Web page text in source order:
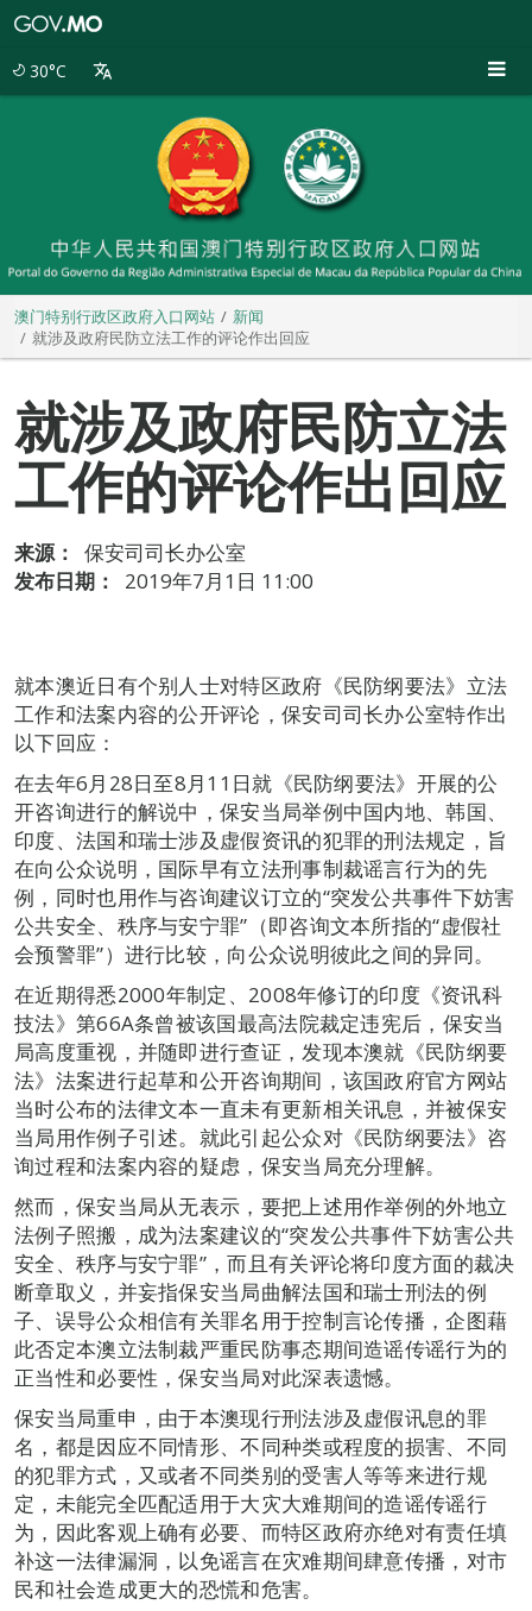
30°C
澳门特别行政区政府入口网站
新闻
就涉及政府民防立法工作的评论作出回应
就涉及政府民防立法
工作的评论作出回应
来源：
保安司司长办公室
发布日期：
2019年7月1日 11:00
就本澳近日有个别人士对特区政府《民防纲要法》立法
工作和法案内容的公开评论，保安司司长办公室特作出
以下回应：
在去年6月28日至8月11日就《民防纲要法》开展的公
开咨询进行的解说中，保安当局举例中国内地、韩国、
印度、法国和瑞士涉及虚假资讯的犯罪的刑法规定，旨
在向公众说明，国际早有立法刑事制裁谣言行为的先
例，同时也用作与咨询建议订立的“突发公共事件下妨害
公共安全、秩序与安宁罪”（即咨询文本所指的“虚假社
会预警罪”）进行比较，向公众说明彼此之间的异同。
在近期得悉2000年制定、2008年修订的印度《资讯科
技法》第66A条曾被该国最高法院裁定违宪后，保安当
局高度重视，并随即进行查证，发现本澳就《民防纲要
法》法案进行起草和公开咨询期间，该国政府官方网站
当时公布的法律文本一直未有更新相关讯息，并被保安
当局用作例子引述。就此引起公众对《民防纲要法》咨
询过程和法案内容的疑虑，保安当局充分理解。
然而，保安当局从无表示，要把上述用作举例的外地立
法例子照搬，成为法案建议的“突发公共事件下妨害公共
安全、秩序与安宁罪”，而且有关评论将印度方面的裁决
断章取义，并妄指保安当局曲解法国和瑞士刑法的例
子、误导公众相信有关罪名用于控制言论传播，企图藉
此否定本澳立法制裁严重民防事态期间造谣传谣行为的
正当性和必要性，保安当局对此深表遗憾。
保安当局重申，由于本澳现行刑法涉及虚假讯息的罪
名，都是因应不同情形、不同种类或程度的损害、不同
的犯罪方式，又或者不同类别的受害人等等来进行规
定，未能完全匹配适用于大灾大难期间的造谣传谣行
为，因此客观上确有必要、而特区政府亦绝对有责任填
补这一法律漏洞，以免谣言在灾难期间肆意传播，对市
民和社会造成更大的恐慌和危害。